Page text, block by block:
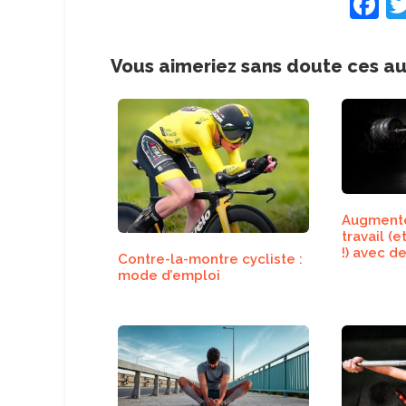
c
e
b
o
k
Vous aimeriez sans doute ces
Contre-la-montre cycliste :
mode d’emploi
travail
!) avec